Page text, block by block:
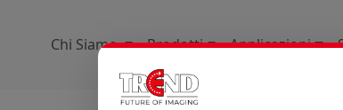
Chi Siamo Prodotti Applicazioni